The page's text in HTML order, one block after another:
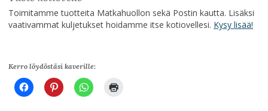
Toimitamme tuotteita Matkahuollon sekä Postin kautta. Lisäksi
vaativammat kuljetukset hoidamme itse kotiovellesi. Kysy lisää!
Kerro löydöstäsi kaverille: